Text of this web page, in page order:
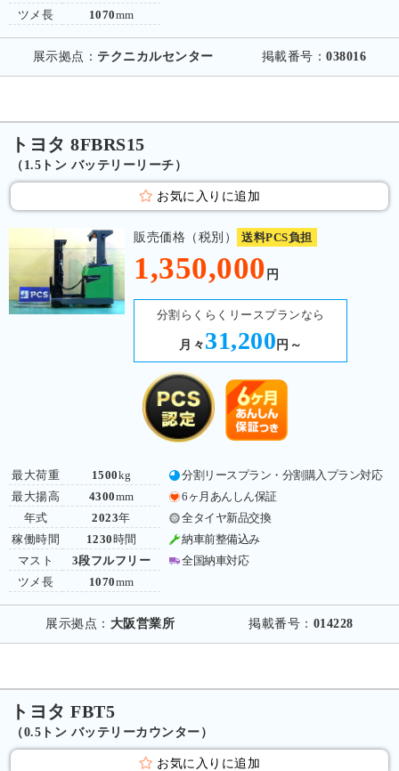
ツメ長 1070mm
展示拠点： テクニカルセンター 掲載番号：038016
トヨタ 8FBRS15
（1.5トン バッテリーリーチ）
お気に入りに追加
販売価格（税別） 送料PCS負担
1,350,000 円
分割らくらくリースプランなら
月々 31,200 円～
最大荷重
最大揚高
年式
稼働時間
マスト
ツメ長
1500kg
4300mm
2023年
1230 時間
3段フルフリー
1070mm
分割リースプラン・分割購入プラン対応
6ヶ月あんしん保証
全タイヤ新品交換
納車前整備込み
全国納車対応
展示拠点： 大阪営業所 掲載番号： 014228
トヨタ FBT5
（0.5トン バッテリーカウンター）
お気に入りに追加